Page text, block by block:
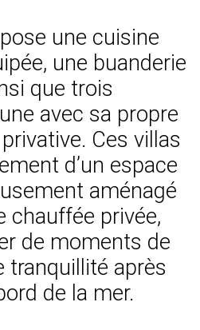
une cuisine
une buanderie
que trois
avec sa propre
Ces villas
d’un espace
aménagé
chauffée privée,
de moments de
tranquillité après
de la mer.